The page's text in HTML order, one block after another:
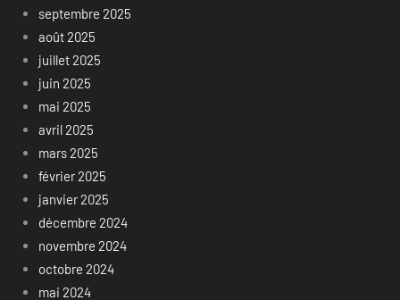
septembre 2025
août 2025
juillet 2025
juin 2025
mai 2025
avril 2025
mars 2025
février 2025
janvier 2025
décembre 2024
novembre 2024
octobre 2024
mai 2024